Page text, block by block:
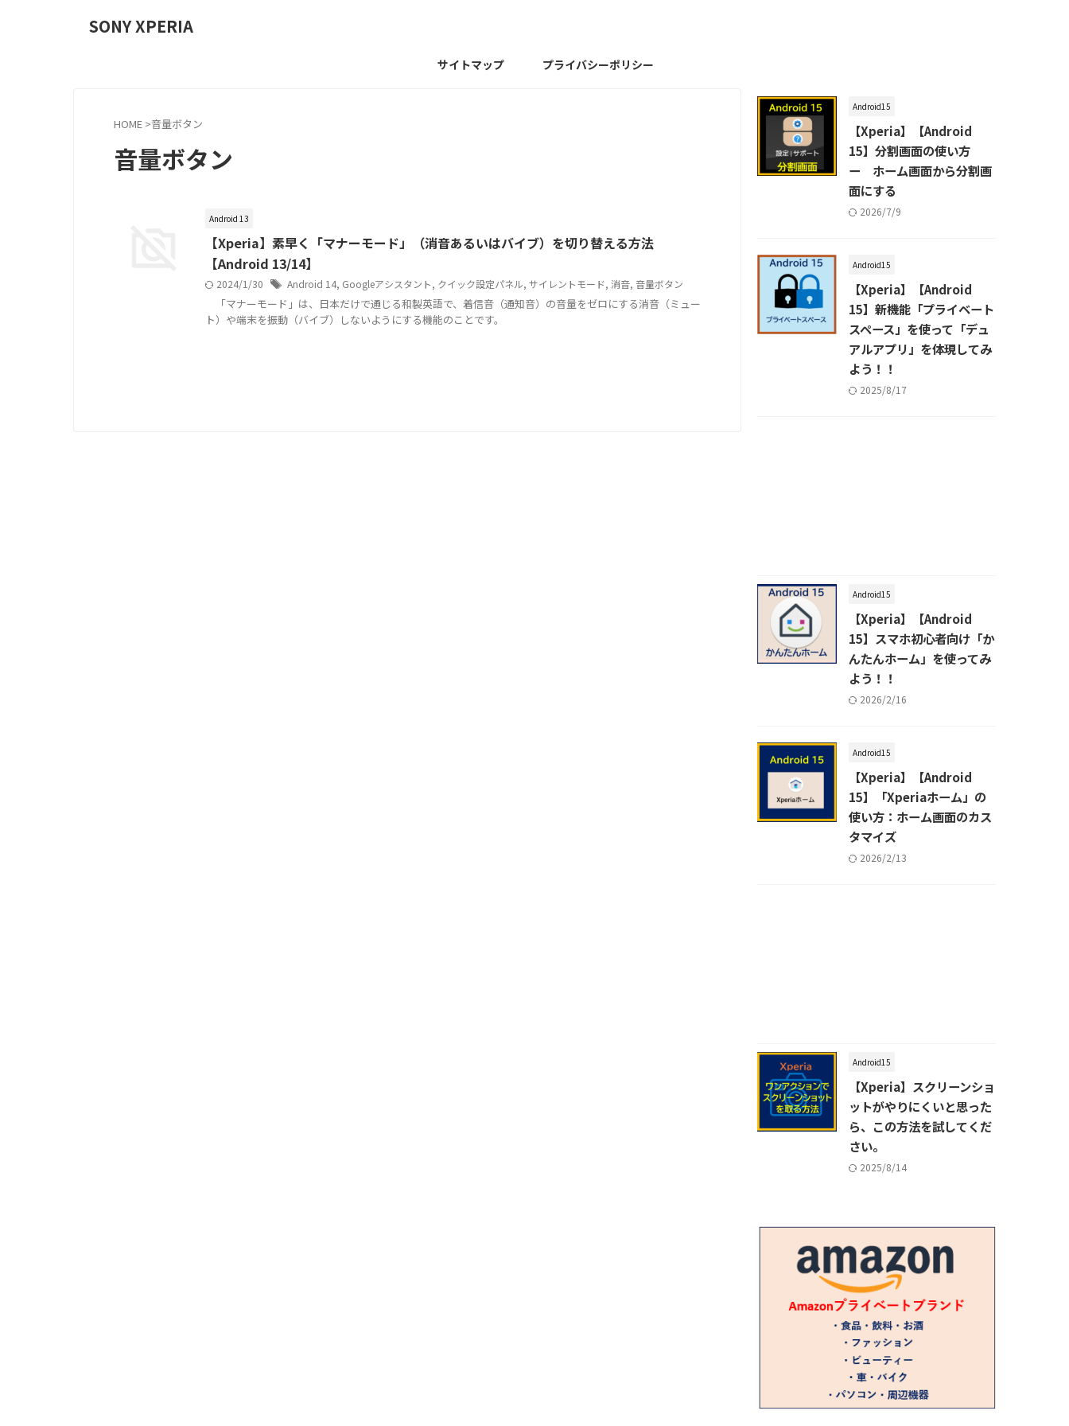
SONY XPERIA
サイトマップ プライバシーポリシー
HOME >音量ボタン
音量ボタン
Android 13
【Xperia】素早く「マナーモード」（消音あるいはバイブ）を切り替える方法
【Android 13/14】
2024/1/30 Android 14, Googleアシスタント, クイック設定パネル, サイレントモード, 消音, 音量ボタン
「マナーモード」は、日本だけで通じる和製英語で、着信音（通知音）の音量をゼロにする消音（ミュー
ト）や端末を振動（バイブ）しないようにする機能のことです。
Android15
【Xperia】【Android
15】分割画面の使い方
ー ホーム画面から分割画
面にする
2026/7/9
Android15
【Xperia】【Android
15】新機能「プライベート
スペース」を使って「デュ
アルアプリ」を体現してみ
よう！！
2025/8/17
Android15
【Xperia】【Android
15】スマホ初心者向け「か
んたんホーム」を使ってみ
よう！！
2026/2/16
Android15
【Xperia】【Android
15】「Xperiaホーム」の
使い方：ホーム画面のカス
タマイズ
2026/2/13
Android15
【Xperia】スクリーンショ
ットがやりにくいと思った
ら、この方法を試してくだ
さい。
2025/8/14